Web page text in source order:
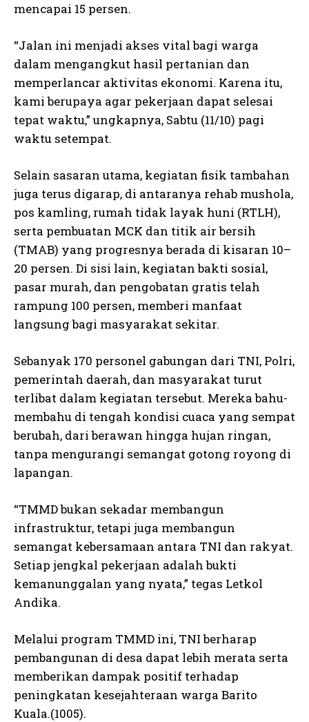
mencapai 15 persen.
“Jalan ini menjadi akses vital bagi warga
dalam mengangkut hasil pertanian dan
memperlancar aktivitas ekonomi. Karena itu,
kami berupaya agar pekerjaan dapat selesai
tepat waktu,” ungkapnya, Sabtu (11/10) pagi
waktu setempat.
Selain sasaran utama, kegiatan fisik tambahan
juga terus digarap, di antaranya rehab mushola,
pos kamling, rumah tidak layak huni (RTLH),
serta pembuatan MCK dan titik air bersih
(TMAB) yang progresnya berada di kisaran 10–
20 persen. Di sisi lain, kegiatan bakti sosial,
pasar murah, dan pengobatan gratis telah
rampung 100 persen, memberi manfaat
langsung bagi masyarakat sekitar.
Sebanyak 170 personel gabungan dari TNI, Polri,
pemerintah daerah, dan masyarakat turut
terlibat dalam kegiatan tersebut. Mereka bahu-
membahu di tengah kondisi cuaca yang sempat
berubah, dari berawan hingga hujan ringan,
tanpa mengurangi semangat gotong royong di
lapangan.
“TMMD bukan sekadar membangun
infrastruktur, tetapi juga membangun
semangat kebersamaan antara TNI dan rakyat.
Setiap jengkal pekerjaan adalah bukti
kemanunggalan yang nyata,” tegas Letkol
Andika.
Melalui program TMMD ini, TNI berharap
pembangunan di desa dapat lebih merata serta
memberikan dampak positif terhadap
peningkatan kesejahteraan warga Barito
Kuala.(1005).